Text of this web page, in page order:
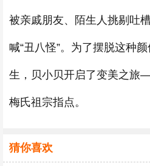
被亲戚朋友、陌生人挑剔吐
喊“丑八怪”。为了摆脱这种
生，贝小贝开启了变美之
梅氏祖宗指点。
猜你喜欢